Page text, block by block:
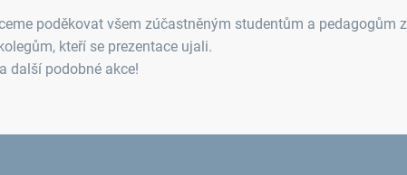
poděkovat všem zúčastněným studentům a pedagogům
kteří se prezentace ujali.
další podobné akce!